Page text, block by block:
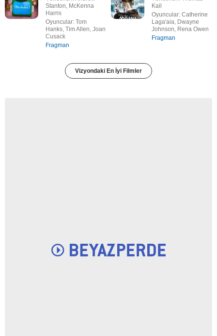
Stanton, McKenna
Harris
Oyuncular: Tom
Hanks, Tim Allen, Joan
Cusack
Fragman
Kail
Oyuncular: Catherine
Laga'aia, Dwayne
Johnson, Rena Owen
Fragman
Vizyondaki En İyi Filmler